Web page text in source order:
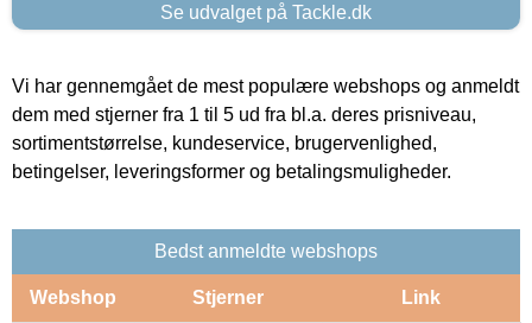
Se udvalget på Tackle.dk
Vi har gennemgået de mest populære webshops og anmeldt
dem med stjerner fra 1 til 5 ud fra bl.a. deres prisniveau,
sortimentstørrelse, kundeservice, brugervenlighed,
betingelser, leveringsformer og betalingsmuligheder.
Bedst anmeldte webshops
Webshop Stjerner Link